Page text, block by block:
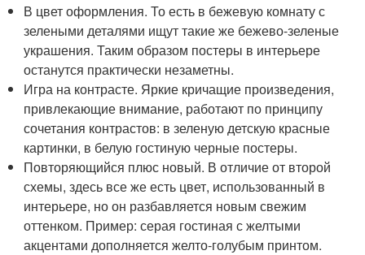
В цвет оформления. То есть в бежевую комнату с
зелеными деталями ищут такие же бежево-зеленые
украшения. Таким образом постеры в интерьере
останутся практически незаметны.
Игра на контрасте. Яркие кричащие произведения,
привлекающие внимание, работают по принципу
сочетания контрастов: в зеленую детскую красные
картинки, в белую гостиную черные постеры.
Повторяющийся плюс новый. В отличие от второй
схемы, здесь все же есть цвет, использованный в
интерьере, но он разбавляется новым свежим
оттенком. Пример: серая гостиная с желтыми
акцентами дополняется желто-голубым принтом.